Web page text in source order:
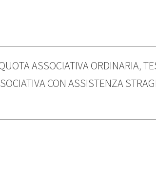
ASSOCIATIVA ORDINARIA,
CON ASSISTENZA